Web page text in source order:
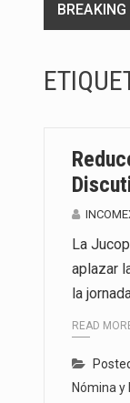
La
aplazar
la
READ
Nómina y